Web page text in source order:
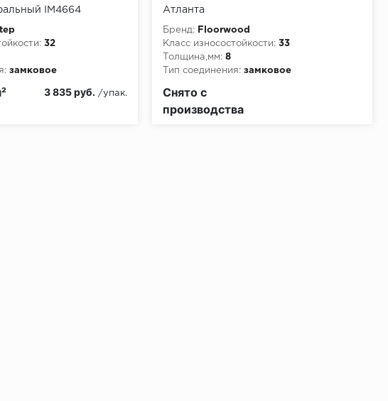
IM4664
32
замковое
3 835 руб. /упак.
Атланта
Бренд:
Floorwood
Класс износостойкости: 33
Толщина,мм: 8
Тип соединения: замковое
Снято с
производства